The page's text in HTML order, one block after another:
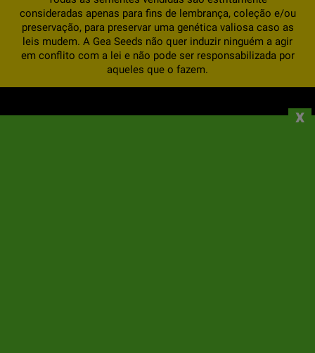
consideradas apenas para fins de lembrança, coleção e/ou
preservação, para preservar uma genética valiosa caso as
leis mudem. A Gea Seeds não quer induzir ninguém a agir
em conflito com a lei e não pode ser responsabilizada por
aqueles que o fazem.
x